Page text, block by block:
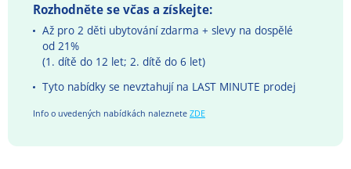
Rozhodněte se včas a získejte:
Až pro 2 děti ubytování zdarma + slevy na dospělé
od 21%
(1. dítě do 12 let; 2. dítě do 6 let)
Tyto nabídky se nevztahují na LAST MINUTE prodej
Info o uvedených nabídkách naleznete ZDE